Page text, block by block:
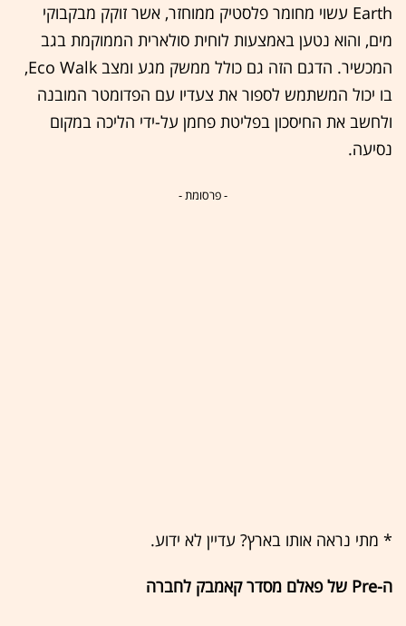
Earth עשוי מחומר פלסטיק ממוחזר, אשר זוקק מבקבוקי
מים, והוא נטען באמצעות לוחית סולארית הממוקמת בגב
המכשיר. הדגם הזה גם כולל ממשק מגע ומצב Eco Walk,
בו יכול המשתמש לספור את צעדיו עם הפדומטר המובנה
ולחשב את החיסכון בפליטת פחמן על-ידי הליכה במקום
נסיעה.
- פרסומת -
* מתי נראה אותו בארץ? עדיין לא ידוע.
ה-Pre של פאלם מסדר קאמבק לחברה